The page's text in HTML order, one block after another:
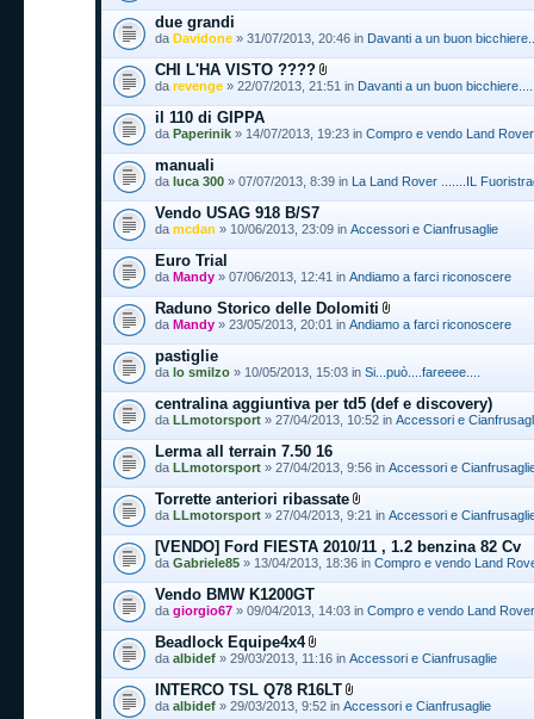
due grandi
da Davidone » 31/07/2013, 20:46 in Davanti a un buon
CHI L'HA VISTO ????
da revenge » 22/07/2013, 21:51 in Davanti a un buon
il 110 di GIPPA
da Paperinik » 14/07/2013, 19:23 in Compro e vendo Land
manuali
da luca 300 » 07/07/2013, 8:39 in La Land Rover .......IL
Vendo USAG 918 B/S7
da mcdan » 10/06/2013, 23:09 in Accessori e Cianfrusaglie
Euro Trial
da Mandy » 07/06/2013, 12:41 in Andiamo a farci riconoscere
Raduno Storico delle Dolomiti
da Mandy » 23/05/2013, 20:01 in Andiamo a farci riconoscere
pastiglie
da lo smilzo » 10/05/2013, 15:03 in Si...può....fareeee....
centralina aggiuntiva per td5 (def e discovery)
da LLmotorsport » 27/04/2013, 10:52 in Accessori e
Lerma all terrain 7.50 16
da LLmotorsport » 27/04/2013, 9:56 in Accessori e
Torrette anteriori ribassate
da LLmotorsport » 27/04/2013, 9:21 in Accessori e
[VENDO] Ford FIESTA 2010/11 , 1.2 benzina 82 Cv
da Gabriele85 » 13/04/2013, 18:36 in Compro e vendo Land
Vendo BMW K1200GT
da giorgio67 » 09/04/2013, 14:03 in Compro e vendo Land
Beadlock Equipe4x4
da albidef » 29/03/2013, 11:16 in Accessori e Cianfrusaglie
INTERCO TSL Q78 R16LT
da albidef » 29/03/2013, 9:52 in Accessori e Cianfrusaglie